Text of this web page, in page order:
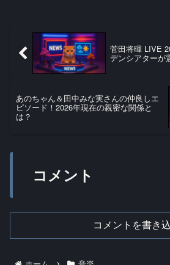
菅田将暉 LIVE
デンシアターが
あのちゃん＆田中みな実さんの仲良しエ
ピソード！2026年現在の親密な関係と
は？
コメント
コメントを書き